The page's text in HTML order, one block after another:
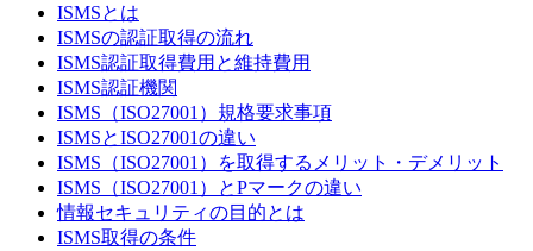
ISMSとは
ISMSの認証取得の流れ
ISMS認証取得費用と維持費用
ISMS認証機関
ISMS（ISO27001）規格要求事項
ISMSとISO27001の違い
ISMS（ISO27001）を取得するメリット・デメリット
ISMS（ISO27001）とPマークの違い
情報セキュリティの目的とは
ISMS取得の条件